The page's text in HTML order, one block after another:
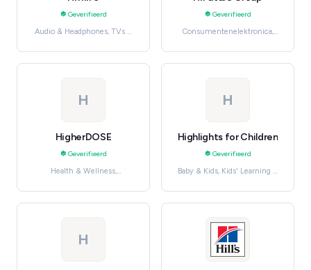
Geverifieerd
Audio & Headphones, TVs &
Geverifieerd
Consumentenelektronica,
H
HigherDOSE
Geverifieerd
Health & Wellness,
beauty
H
Highlights for Children
Geverifieerd
Baby & Kids, Kids' Learning &
H